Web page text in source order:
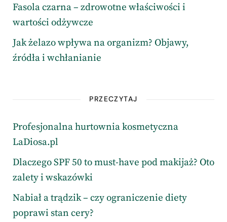
Fasola czarna – zdrowotne właściwości i
wartości odżywcze
Jak żelazo wpływa na organizm? Objawy,
źródła i wchłanianie
PRZECZYTAJ
Profesjonalna hurtownia kosmetyczna
LaDiosa.pl
Dlaczego SPF 50 to must-have pod makijaż? Oto
zalety i wskazówki
Nabiał a trądzik – czy ograniczenie diety
poprawi stan cery?